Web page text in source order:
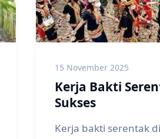
15 November 2025
Kerja Bakti
Sukses
Kerja bakti serentak